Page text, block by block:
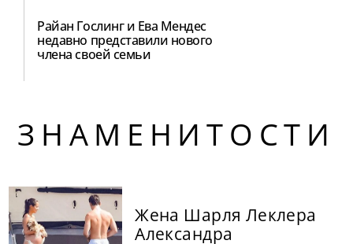
Райан Гослинг и Ева Мендес
недавно представили нового
члена своей семьи
ЗНАМЕНИТОСТИ
Жена Шарля Леклера
Александра